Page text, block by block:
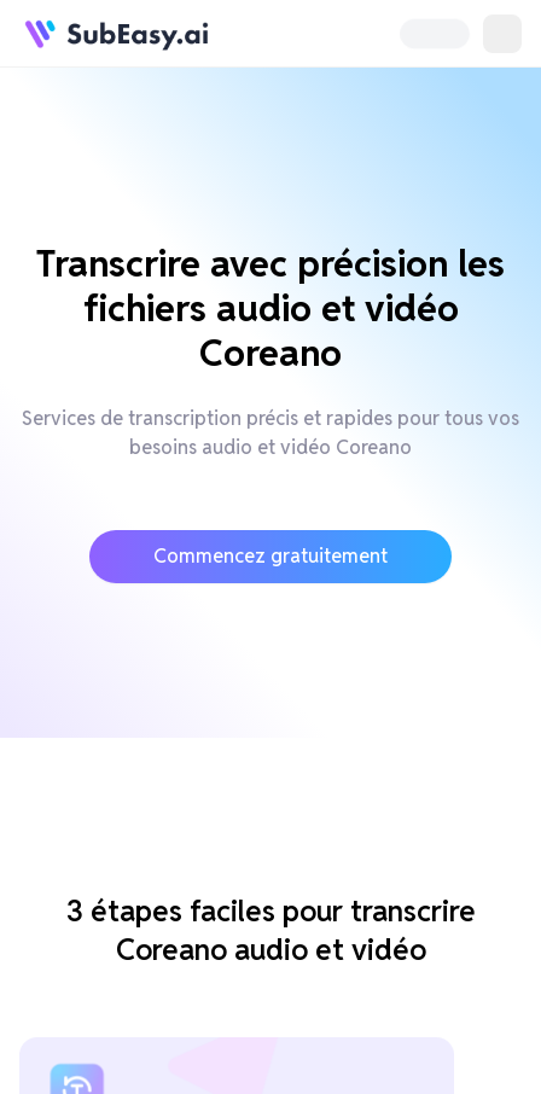
Transcrire avec précision les
fichiers audio et vidéo
Coreano
Services de transcription précis et rapides pour tous vos
besoins audio et vidéo Coreano
Commencez gratuitement
3 étapes faciles pour transcrire
Coreano audio et vidéo